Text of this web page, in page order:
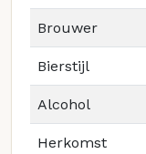
Brouwer
Bierstijl
Alcohol
Herkomst